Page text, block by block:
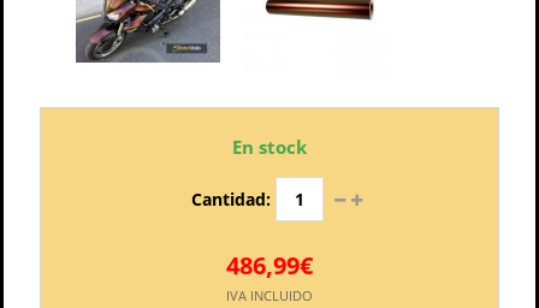
En stock
Cantidad:
486,99€
IVA INCLUIDO